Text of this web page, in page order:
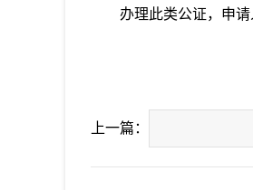
办理此类公证，申
上一篇：